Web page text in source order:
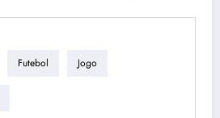
Futebol Jogo